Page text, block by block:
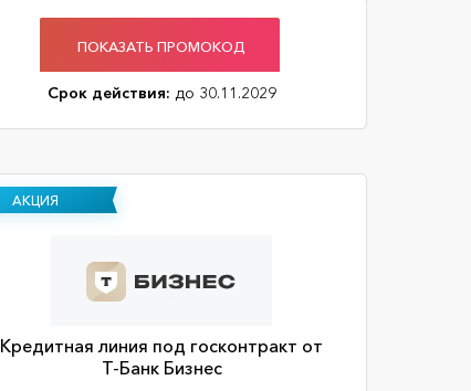
ПОКАЗАТЬ ПРОМОКОД
Срок действия: до 30.11.2029
АКЦИЯ
Кредитная линия под госконтракт от
Т-Банк Бизнес